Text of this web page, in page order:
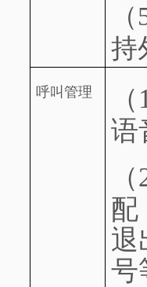
（
持
呼叫管理 （
语
（
配
退
号